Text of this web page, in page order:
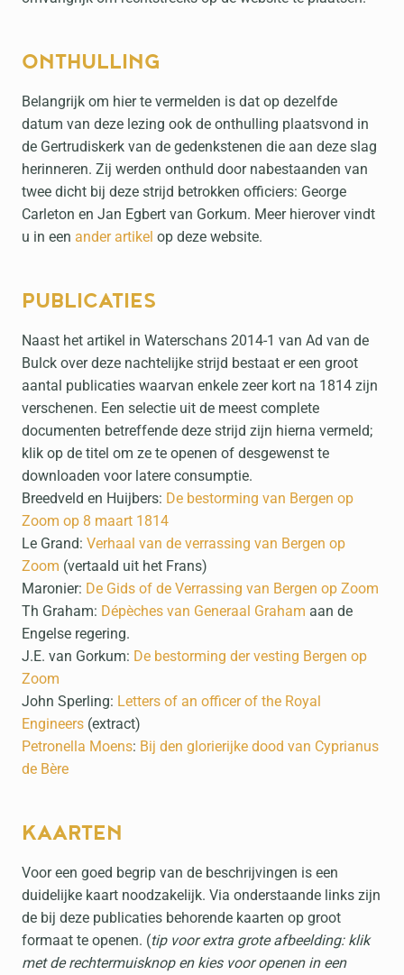
ONTHULLING
Belangrijk om hier te vermelden is dat op dezelfde
datum van deze lezing ook de onthulling plaatsvond in
de Gertrudiskerk van de gedenkstenen die aan deze slag
herinneren. Zij werden onthuld door nabestaanden van
twee dicht bij deze strijd betrokken officiers: George
Carleton en Jan Egbert van Gorkum. Meer hierover vindt
u in een ander artikel op deze website.
PUBLICATIES
Naast het artikel in Waterschans 2014-1 van Ad van de
Bulck over deze nachtelijke strijd bestaat er een groot
aantal publicaties waarvan enkele zeer kort na 1814 zijn
verschenen. Een selectie uit de meest complete
documenten betreffende deze strijd zijn hierna vermeld;
klik op de titel om ze te openen of desgewenst te
downloaden voor latere consumptie.
Breedveld en Huijbers: De bestorming van Bergen op
Zoom op 8 maart 1814
Le Grand: Verhaal van de verrassing van Bergen op
Zoom (vertaald uit het Frans)
Maronier: De Gids of de Verrassing van Bergen op Zoom
Th Graham: Dépèches van Generaal Graham aan de
Engelse regering.
J.E. van Gorkum: De bestorming der vesting Bergen op
Zoom
John Sperling: Letters of an officer of the Royal
Engineers (extract)
Petronella Moens: Bij den glorierijke dood van Cyprianus
de Bère
KAARTEN
Voor een goed begrip van de beschrijvingen is een
duidelijke kaart noodzakelijk. Via onderstaande links zijn
de bij deze publicaties behorende kaarten op groot
formaat te openen. (tip voor extra grote afbeelding: klik
met de rechtermuisknop en kies voor openen in een